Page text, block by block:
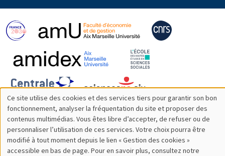
Utilisation
des
données
Ce site utilise des cookies et des services tiers pour garantir son bon
fonctionnement, analyser la fréquentation du site et proposer des
contenus multimédias. Vous êtes libre d’accepter, de refuser ou de
personnaliser l’utilisation de ces services. Votre choix pourra être
modifié à tout moment depuis le lien « Gestion des cookies »
accessible en bas de page. Pour en savoir plus, consultez notre